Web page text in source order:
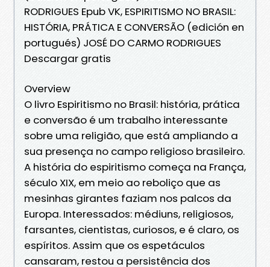
RODRIGUES Epub VK, ESPIRITISMO NO BRASIL:
HISTÓRIA, PRÁTICA E CONVERSÃO (edición en
portugués) JOSÉ DO CARMO RODRIGUES
Descargar gratis
Overview
O livro Espiritismo no Brasil: história, prática
e conversão é um trabalho interessante
sobre uma religião, que está ampliando a
sua presença no campo religioso brasileiro.
A história do espiritismo começa na França,
século XIX, em meio ao reboliço que as
mesinhas girantes faziam nos palcos da
Europa. Interessados: médiuns, religiosos,
farsantes, cientistas, curiosos, e é claro, os
espíritos. Assim que os espetáculos
cansaram, restou a persistência dos